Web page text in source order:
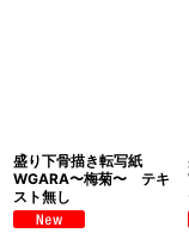
盛り下骨描き転写紙
WGARA〜梅菊〜 テキ
スト無し